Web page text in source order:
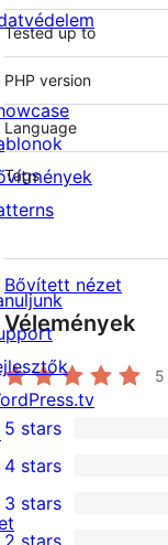
Tested up to
PHP version
Language
Tags
Bővített nézet
Vélemények
5
2
5-
star
5 stars
4-
4 stars
0
3 stars